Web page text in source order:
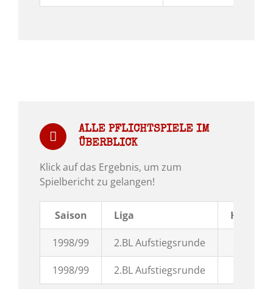
ALLE PFLICHTSPIELE IM
ÜBERBLICK
Klick auf das Ergebnis, um zum
Spielbericht zu gelangen!
Saison Liga H / A
1998/99 2.BL Aufstiegsrunde
1998/99 2.BL Aufstiegsrunde